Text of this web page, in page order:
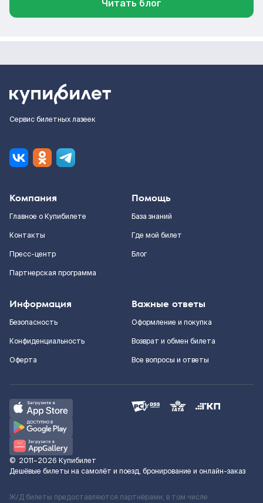
Читать блог
Сервис билетных лазеек
Компания
Главное о Купибилете
Контакты
Пресс-центр
Партнерская программа
Помощь
База знаний
Где мой билет
Блог
Информация
Безопасность
Конфиденциальность
Оферта
Важные ответы
Оформление и покупка
Возврат и обмен билета
Все вопросы и ответы
© 2011–2026 Купибилет
Дешёвые билеты на самолёт и поезд, бронирование и онлайн-заказ
Ж/Д билеты предоставляются партнёрами, в том числе